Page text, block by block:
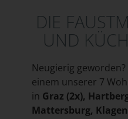
DIE
UND
Neugierig
einem unserer 7
in Graz (2x),
Mattersburg,